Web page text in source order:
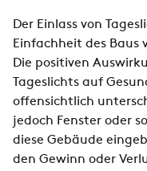
Der Einlass von
Einfachheit des Baus
Die positiven
Tageslichts auf
offensichtlich
jedoch Fenster oder
diese Gebäude
den Gewinn oder